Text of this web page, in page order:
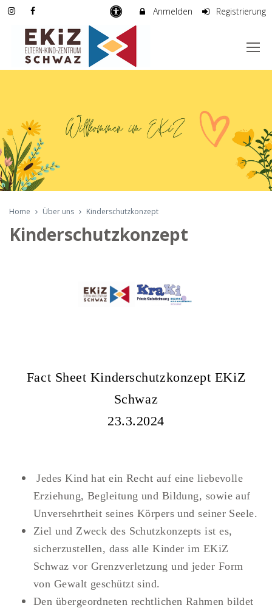
Anmelden Registrierung
Home Über uns Kinderschutzkonzept
Kinderschutzkonzept
Fact Sheet Kinderschutzkonzept EKiZ
Schwaz
23.3.2024
Jedes Kind hat ein Recht auf eine liebevolle
Erziehung, Begleitung und Bildung, sowie auf
Unversehrtheit seines Körpers und seiner Seele.
Ziel und Zweck des Schutzkonzepts ist es,
sicherzustellen, dass alle Kinder im EKiZ
Schwaz vor Grenzverletzung und jeder Form
von Gewalt geschützt sind.
Den übergeordneten rechtlichen Rahmen bildet